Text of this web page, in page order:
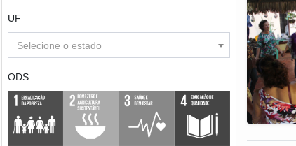
UF
Selecione o estado
ODS